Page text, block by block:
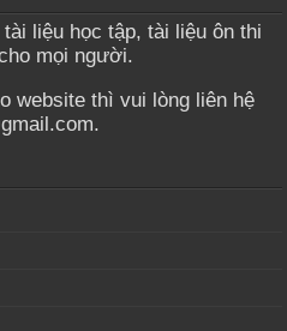
liệu học tập, tài liệu ôn thi
mọi người.
website thì vui lòng liên hệ